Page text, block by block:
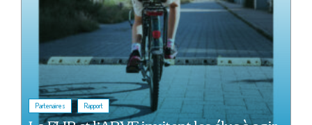
Partenaires , Rapport